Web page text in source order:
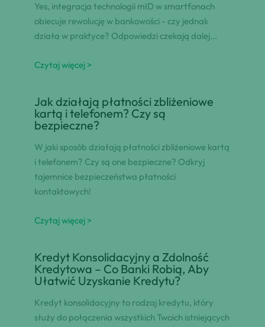
Yes, integracja technologii mID w smartfonach
obiecuje rewolucję w bankowości - czy jednak
działa w praktyce? Odpowiedzi czekają dalej...
Czytaj więcej >
Jak działają płatności zbliżeniowe
kartą i telefonem? Czy są
bezpieczne?
W jaki sposób działają płatności zbliżeniowe kartą
i telefonem? Czy są one bezpieczne? Odkryj
tajemnice bezpieczeństwa płatności
kontaktowych!
Czytaj więcej >
Kredyt Konsolidacyjny a Zdolność
Kredytowa – Co Banki Robią, Aby
Ułatwić Uzyskanie Kredytu?
Kredyt konsolidacyjny to rodzaj kredytu, który
służy do połączenia wszystkich Twoich istniejących